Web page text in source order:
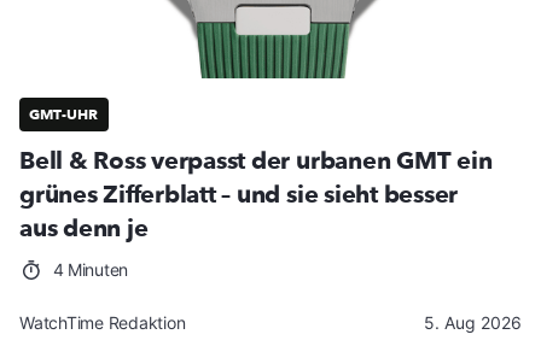
GMT-UHR
Bell & Ross verpasst der urbanen GMT ein
grünes Zifferblatt – und sie sieht besser
aus denn je
4 Minuten
WatchTime Redaktion 5. Aug 2026